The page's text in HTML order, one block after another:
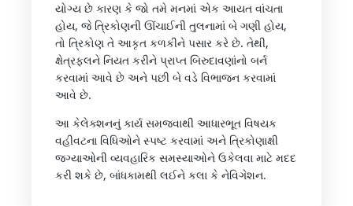
યોગ્ય છે કારણ કે જો તમે મનમાં એક આયત વાંચતા
હોય, જે ત્રિકોણની ઊંચાઈની તુલનામાં બે ગણી હોય,
તો ત્રિકોણ તે આકૃત કળકીને પસાર કરે છે. તેથી,
ક્ષેત્રફલને નિયત કરીને પ્રાપ્ત બિરુદાવણાંનો બર્ન
કરવામાં આવે છે અને પછી બે વડે વિભાજન કરવામાં
આવે છે.
આ કેલેક્શનનું કાર્ય સમજવાથી આધારભૂત વિષયક
વહીવટના વિધિઓને સ્પષ્ટ કરવામાં અને ત્રિકોણાક્ષી
જગ્યાઓની વ્યવહારિક સમસ્યાઓને ઉકેલવા માટે મદદ
કરી શકે છે, બાંધકામથી લઈને કલા કે નેવિગેશન.